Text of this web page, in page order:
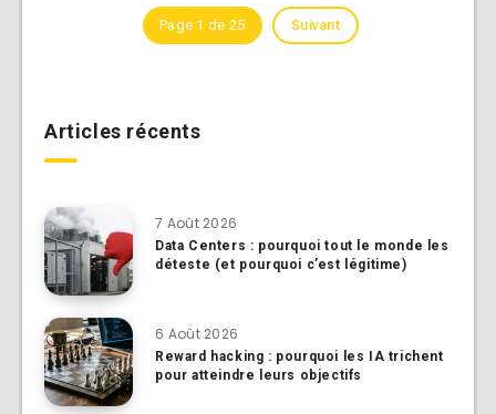
Page 1 de 25 Suivant
Articles récents
7 Août 2026
Data Centers : pourquoi tout le monde les
déteste (et pourquoi c’est légitime)
6 Août 2026
Reward hacking : pourquoi les IA trichent
pour atteindre leurs objectifs